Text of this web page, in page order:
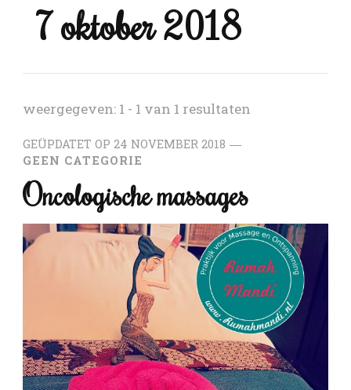
7 oktober 2018
weergegeven: 1 - 1 van 1 resultaten
GEÜPDATET OP 24 NOVEMBER 2018
GEEN CATEGORIE
Oncologische massages